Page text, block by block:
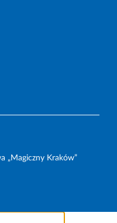
„Magiczny Kraków”